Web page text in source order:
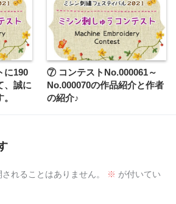
に190
、誠に
⑦ コンテストNo.000061～
No.000070の作品紹介と作者
の紹介♪
れることはありません。 ※ が付いてい